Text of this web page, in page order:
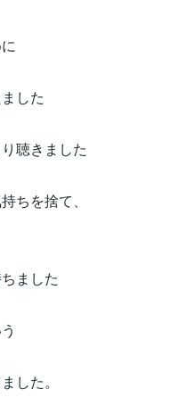
した
聴きました
ちを捨て、
ました
した。